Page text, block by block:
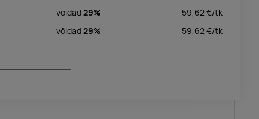
võidad29% 59,62€/tk
võidad29% 59,62€/tk